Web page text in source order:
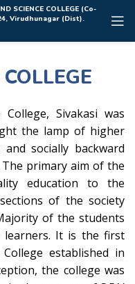
SCIENCE COLLEGE (Co-
Virudhunagar (Dist).
Sivakasi was
the lamp of higher
socially backward
primary aim of the
education to the
of the society
of the students
It is the first
established in
the college was